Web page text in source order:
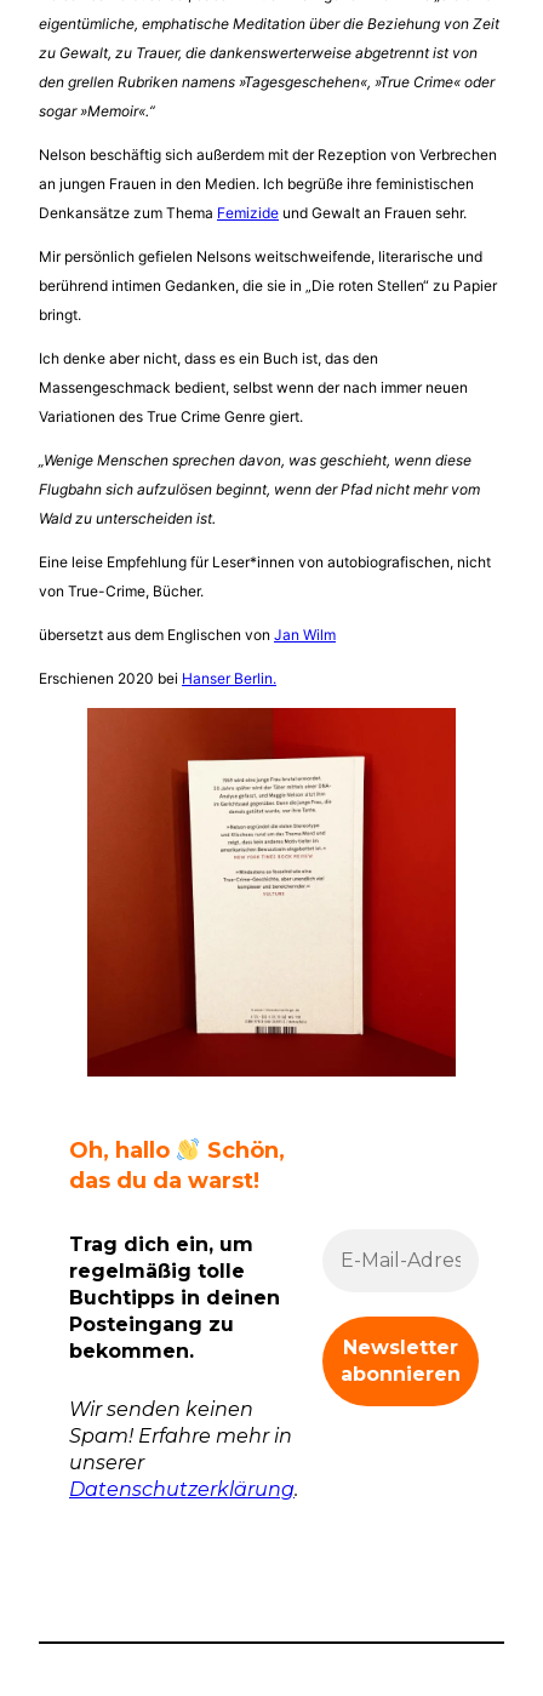
eigentümliche, emphatische Meditation über die Beziehung von Zeit
zu Gewalt, zu Trauer, die dankenswerterweise abgetrennt ist von
den grellen Rubriken namens »Tagesgeschehen«, »True Crime« oder
sogar »Memoir«.“
Nelson beschäftig sich außerdem mit der Rezeption von Verbrechen
an jungen Frauen in den Medien. Ich begrüße ihre feministischen
Denkansätze zum Thema Femizide und Gewalt an Frauen sehr.
Mir persönlich gefielen Nelsons weitschweifende, literarische und
berührend intimen Gedanken, die sie in „Die roten Stellen“ zu Papier
bringt.
Ich denke aber nicht, dass es ein Buch ist, das den
Massengeschmack bedient, selbst wenn der nach immer neuen
Variationen des True Crime Genre giert.
„Wenige Menschen sprechen davon, was geschieht, wenn diese
Flugbahn sich aufzulösen beginnt, wenn der Pfad nicht mehr vom
Wald zu unterscheiden ist.
Eine leise Empfehlung für Leser*innen von autobiografischen, nicht
von True-Crime, Bücher.
übersetzt aus dem Englischen von Jan Wilm
Erschienen 2020 bei Hanser Berlin.
Oh, hallo
Schön,
das du da warst!
Trag dich ein, um
regelmäßig tolle
Buchtipps in deinen
Posteingang zu
bekommen.
Wir senden keinen
Spam! Erfahre mehr in
unserer
Datenschutzerklärung.